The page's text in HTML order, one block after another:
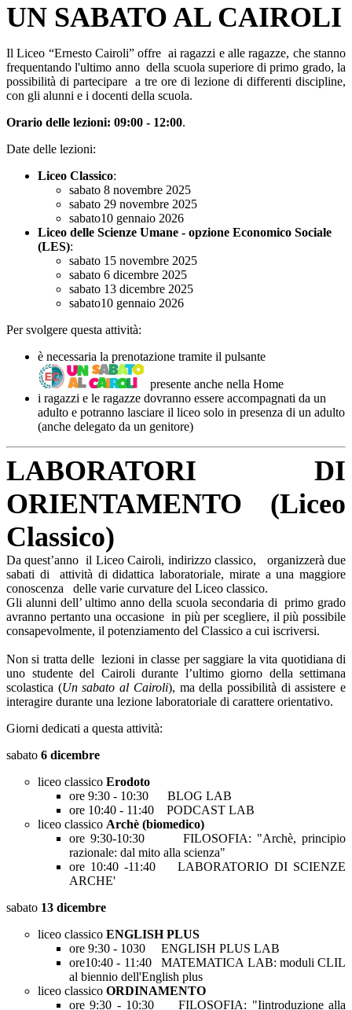
UN SABATO AL CAIROLI
Il Liceo “Ernesto Cairoli” offre ai ragazzi e alle ragazze, che stanno
frequentando l'ultimo anno della scuola superiore di primo grado, la
possibilità di partecipare a tre ore di lezione di differenti discipline,
con gli alunni e i docenti della scuola.
Orario delle lezioni: 09:00 - 12:00.
Date delle lezioni:
Liceo Classico:
sabato 8 novembre 2025
sabato 29 novembre 2025
sabato10 gennaio 2026
Liceo delle Scienze Umane - opzione Economico Sociale
(LES):
sabato 15 novembre 2025
sabato 6 dicembre 2025
sabato 13 dicembre 2025
sabato10 gennaio 2026
Per svolgere questa attività:
è necessaria la prenotazione tramite il pulsante
presente anche nella Home
i ragazzi e le ragazze dovranno essere accompagnati da un
adulto e potranno lasciare il liceo solo in presenza di un adulto
(anche delegato da un genitore)
LABORATORI DI
ORIENTAMENTO (Liceo
Classico)
Da quest’anno il Liceo Cairoli, indirizzo classico, organizzerà due
sabati di attività di didattica laboratoriale, mirate a una maggiore
conoscenza delle varie curvature del Liceo classico.
Gli alunni dell’ ultimo anno della scuola secondaria di primo grado
avranno pertanto una occasione in più per scegliere, il più possibile
consapevolmente, il potenziamento del Classico a cui iscriversi.
Non si tratta delle lezioni in classe per saggiare la vita quotidiana di
uno studente del Cairoli durante l’ultimo giorno della settimana
scolastica (Un sabato al Cairoli), ma della possibilità di assistere e
interagire durante una lezione laboratoriale di carattere orientativo.
Giorni dedicati a questa attività:
sabato 6 dicembre
liceo classico Erodoto
ore 9:30 - 10:30 BLOG LAB
ore 10:40 - 11:40 PODCAST LAB
liceo classico Archè (biomedico)
ore 9:30-10:30 FILOSOFIA: "Archè, principio
razionale: dal mito alla scienza"
ore 10:40 -11:40 LABORATORIO DI SCIENZE
ARCHE'
sabato 13 dicembre
liceo classico ENGLISH PLUS
ore 9:30 - 1030 ENGLISH PLUS LAB
ore10:40 - 11:40 MATEMATICA LAB: moduli CLIL
al biennio dell'English plus
liceo classico ORDINAMENTO
ore 9:30 - 10:30 FILOSOFIA: "Iintroduzione alla